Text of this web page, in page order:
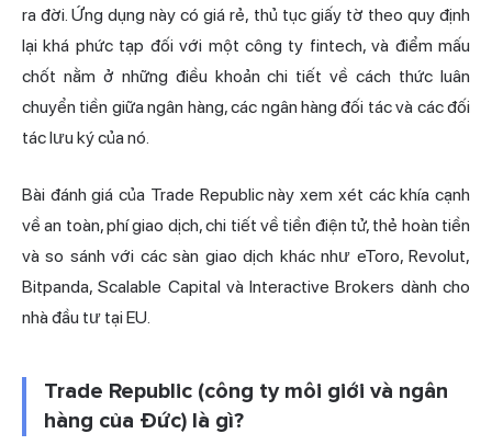
ra đời. Ứng dụng này có giá rẻ, thủ tục giấy tờ theo quy định
lại khá phức tạp đối với một công ty fintech, và điểm mấu
chốt nằm ở những điều khoản chi tiết về cách thức luân
chuyển tiền giữa ngân hàng, các ngân hàng đối tác và các đối
tác lưu ký của nó.
Bài đánh giá của Trade Republic này xem xét các khía cạnh
về an toàn, phí giao dịch, chi tiết về tiền điện tử, thẻ hoàn tiền
và so sánh với các sàn giao dịch khác như eToro, Revolut,
Bitpanda, Scalable Capital và Interactive Brokers dành cho
nhà đầu tư tại EU.
Trade Republic (công ty môi giới và ngân
hàng của Đức) là gì?